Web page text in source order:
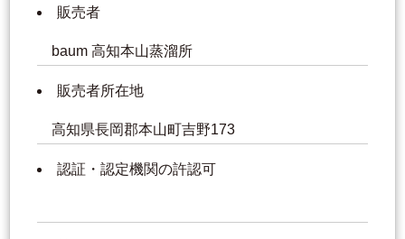
販売者
baum 高知本山蒸溜所
販売者所在地
高知県長岡郡本山町吉野173
認証・認定機関の許認可